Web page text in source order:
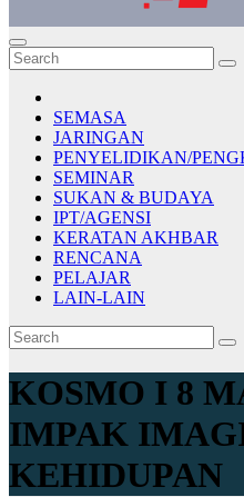
E-PENA
Berita Digital Terkini
SEMASA
JARINGAN
PENYELIDIKAN/
SEMINAR
SUKAN & BUDAYA
IPT/AGENSI
KERATAN AKHBAR
RENCANA
PELAJAR
LAIN-LAIN
KOSMO I 8
IMPAK
KEHIDUPAN